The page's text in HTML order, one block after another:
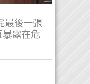
最後一張
暴露在危